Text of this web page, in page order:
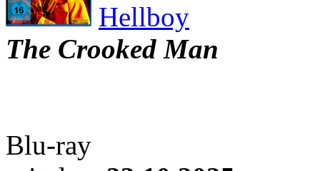
Hellboy
The Crooked Man
Blu-ray